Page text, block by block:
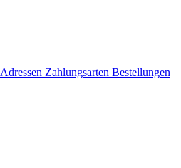
Adressen Zahlungsarten Bestellungen